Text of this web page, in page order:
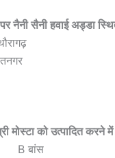
नैनी सैनी हवाई अड्डा
मोस्टा को उत्पादित करने
B बांस